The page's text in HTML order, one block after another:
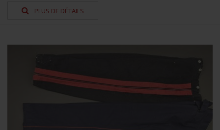
PLUS DE DÉTAILS